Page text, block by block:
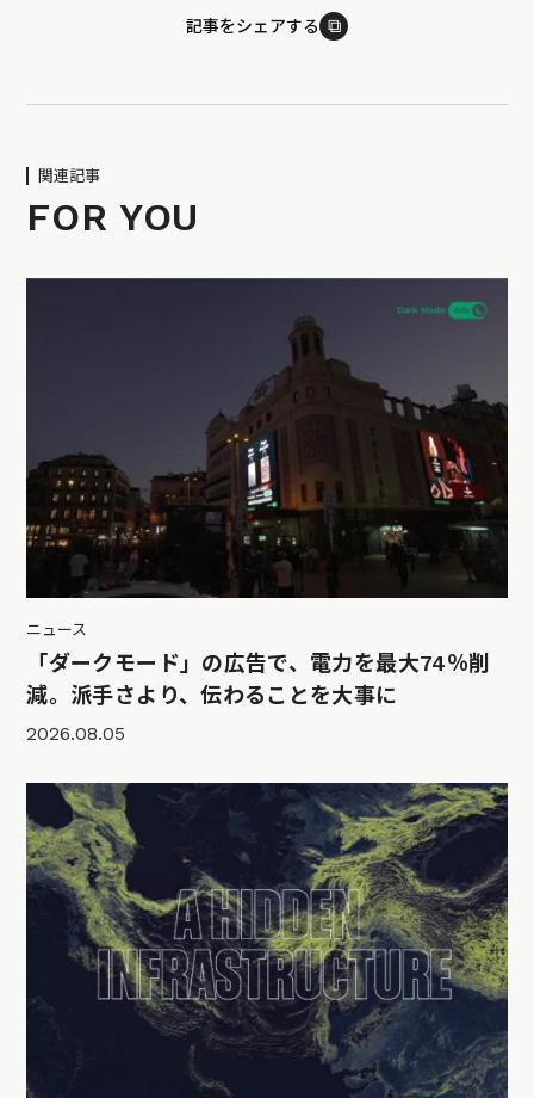
記事をシェアする ⧉
関連記事
FOR YOU
ニュース
「ダークモード」の広告で、電力を最大74％削
減。派手さより、伝わることを大事に
2026.08.05